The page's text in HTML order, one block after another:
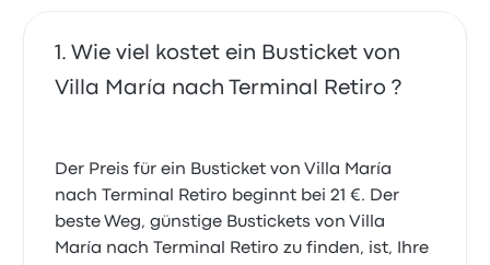
Wie viel kostet ein Busticket von
Villa María nach Terminal Retiro ?
Der Preis für ein Busticket von Villa María
nach Terminal Retiro beginnt bei 21 €. Der
beste Weg, günstige Bustickets von Villa
María nach Terminal Retiro zu finden, ist, Ihre